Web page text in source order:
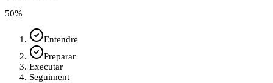
50%
Entendre
Preparar
Executar
Seguiment